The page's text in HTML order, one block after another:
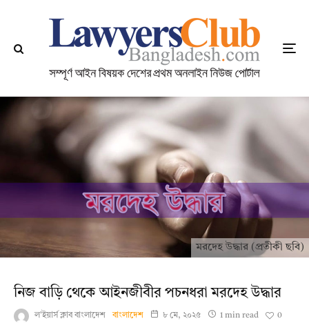
মরদেহ উদ্ধার (প্রতীকী ছবি)
নিজ বাড়ি থেকে আইনজীবীর পচনধরা মরদেহ উদ্ধার
ল'ইয়ার্স ক্লাব বাংলাদেশ বাংলাদেশ ৮ মে, ২০২৫ 1 min read 0